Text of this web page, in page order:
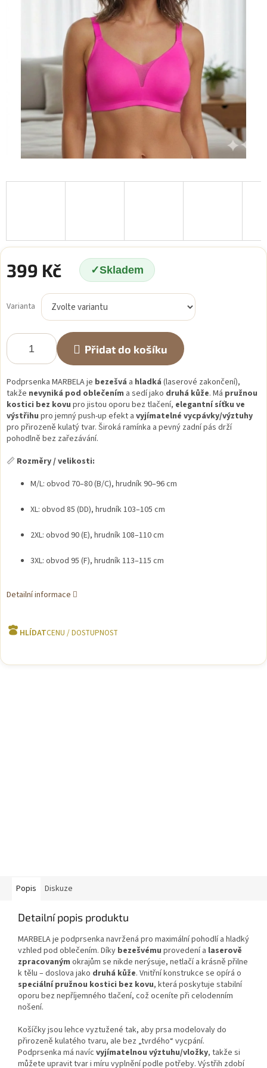
399 Kč Skladem
cena:
Varianta
Přidat do košíku
Podprsenka MARBELA je bezešvá a hladká (laserové zakončení),
takže nevyniká pod oblečením a sedí jako druhá kůže. Má pružnou
kostici bez kovu pro jistou oporu bez tlačení, elegantní síťku ve
výstřihu pro jemný push-up efekt a vyjímatelné vycpávky/výztuhy
pro přirozeně kulatý tvar. Široká ramínka a pevný zadní pás drží
pohodlně bez zařezávání.
📏 Rozměry / velikosti:
M/L: obvod 70–80 (B/C), hrudník 90–96 cm
XL: obvod 85 (DD), hrudník 103–105 cm
2XL: obvod 90 (E), hrudník 108–110 cm
3XL: obvod 95 (F), hrudník 113–115 cm
Detailní informace
HLÍDAT
Popis Diskuze
Detailní popis produktu
MARBELA je podprsenka navržená pro maximální pohodlí a hladký
vzhled pod oblečením. Díky bezešvému provedení a laserově
zpracovaným okrajům se nikde nerýsuje, netlačí a krásně přilne
k tělu – doslova jako druhá kůže. Vnitřní konstrukce se opírá o
speciální pružnou kostici bez kovu, která poskytuje stabilní
oporu bez nepříjemného tlačení, což oceníte při celodenním
nošení.
Košíčky jsou lehce vyztužené tak, aby prsa modelovaly do
přirozeně kulatého tvaru, ale bez „tvrdého“ vycpání.
Podprsenka má navíc vyjímatelnou výztuhu/vložky, takže si
můžete upravit tvar i míru vyplnění podle potřeby. Výstřih zdobí